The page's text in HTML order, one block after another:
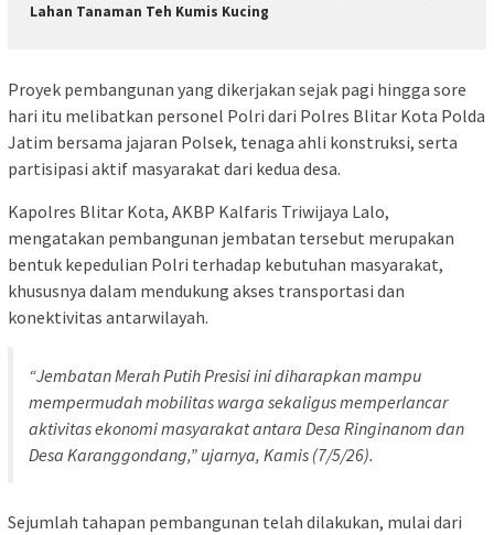
Lahan Tanaman Teh Kumis Kucing
Proyek pembangunan yang dikerjakan sejak pagi hingga sore
hari itu melibatkan personel Polri dari Polres Blitar Kota Polda
Jatim bersama jajaran Polsek, tenaga ahli konstruksi, serta
partisipasi aktif masyarakat dari kedua desa.
Kapolres Blitar Kota, AKBP Kalfaris Triwijaya Lalo,
mengatakan pembangunan jembatan tersebut merupakan
bentuk kepedulian Polri terhadap kebutuhan masyarakat,
khususnya dalam mendukung akses transportasi dan
konektivitas antarwilayah.
“Jembatan Merah Putih Presisi ini diharapkan mampu
mempermudah mobilitas warga sekaligus memperlancar
aktivitas ekonomi masyarakat antara Desa Ringinanom dan
Desa Karanggondang,” ujarnya, Kamis (7/5/26).
Sejumlah tahapan pembangunan telah dilakukan, mulai dari